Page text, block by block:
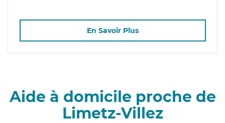
En Savoir Plus
Aide à domicile proche de
Limetz-Villez